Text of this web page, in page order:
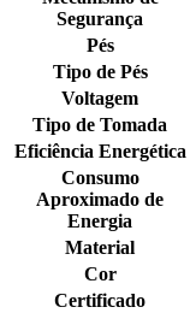
Segurança
Pés
Tipo de Pés
Voltagem
Tipo de Tomada
Eficiência Energética
Consumo
Aproximado de
Energia
Material
Cor
Certificado